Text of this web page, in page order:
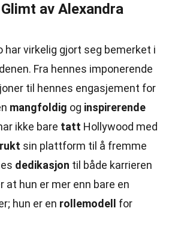
av Alexandra
har virkelig gjort seg bemerket i
Fra hennes imponerende
til hennes engasjement for
mangfoldig og inspirerende
ikke bare tatt Hollywood med
sin plattform til å fremme
dedikasjon til både karrieren
at hun er mer enn bare en
hun er en rollemodell
for